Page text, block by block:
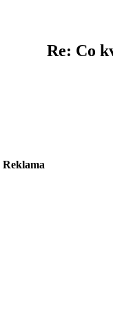
Reklama
Re: Co